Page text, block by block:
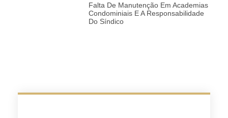
Falta De Manutenção Em Academias
Condominiais E A Responsabilidade
Do Síndico